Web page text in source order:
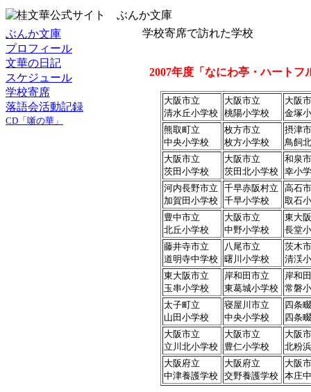
ぶんか文庫
プロフィール
文華の日記
スケジュール
学校寄席
落語会活動記録
CD「噺の華」
学校寄席で訪れた学校
2007年度「なにわ亭・ハート
大阪市立
清水丘小学校
大阪市立
桃陽小学校
大阪
金塚
熊取町立
中央小学校
枚方市立
枚方小学校
摂津
鳥飼
大阪市立
茨田小学校
大阪市立
茨田北小学校
和泉
幸小
河内長野市立
加賀田小学校
千早赤阪村立
千早小学校
高石
取石
豊中市立
北丘小学校
大阪市立
中野小学校
東大
長堂
藤井寺市立
道明寺中学校
八尾市立
曙川小学校
茨木
清渓
東大阪市立
玉串小学校
岸和田市立
東葛城小学校
岸和
常磐
太子町立
山田小学校
寝屋川市立
中央小学校
四条
四条
大阪市立
立川北小学校
大阪市立
豊仁小学校
大阪
北粉
大阪府立
中津養護学校
大阪府立
交野養護学校
大阪
本庄